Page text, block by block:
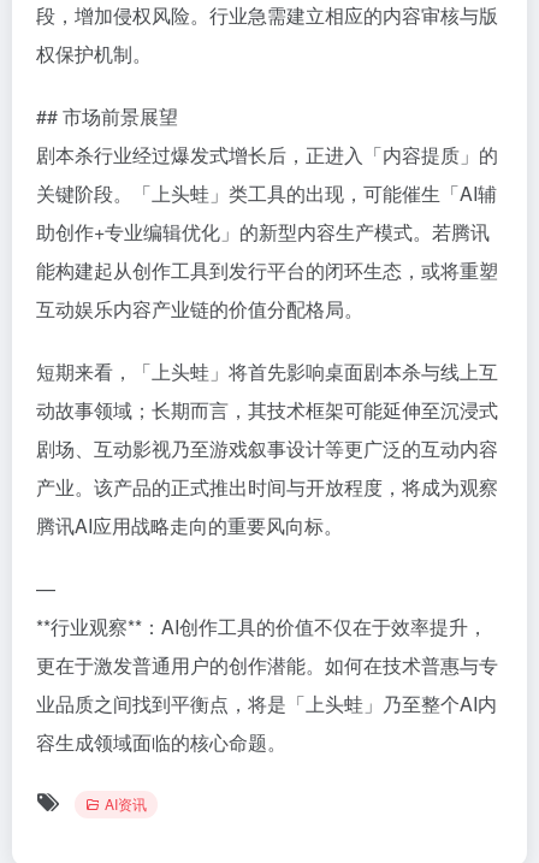
段，增加侵权风险。行业急需建立相应的内容审核与版
权保护机制。
## 市场前景展望
剧本杀行业经过爆发式增长后，正进入「内容提质」的
关键阶段。「上头蛙」类工具的出现，可能催生「AI辅
助创作+专业编辑优化」的新型内容生产模式。若腾讯
能构建起从创作工具到发行平台的闭环生态，或将重塑
互动娱乐内容产业链的价值分配格局。
短期来看，「上头蛙」将首先影响桌面剧本杀与线上互
动故事领域；长期而言，其技术框架可能延伸至沉浸式
剧场、互动影视乃至游戏叙事设计等更广泛的互动内容
产业。该产品的正式推出时间与开放程度，将成为观察
腾讯AI应用战略走向的重要风向标。
—
**行业观察**：AI创作工具的价值不仅在于效率提升，
更在于激发普通用户的创作潜能。如何在技术普惠与专
业品质之间找到平衡点，将是「上头蛙」乃至整个AI内
容生成领域面临的核心命题。
AI资讯